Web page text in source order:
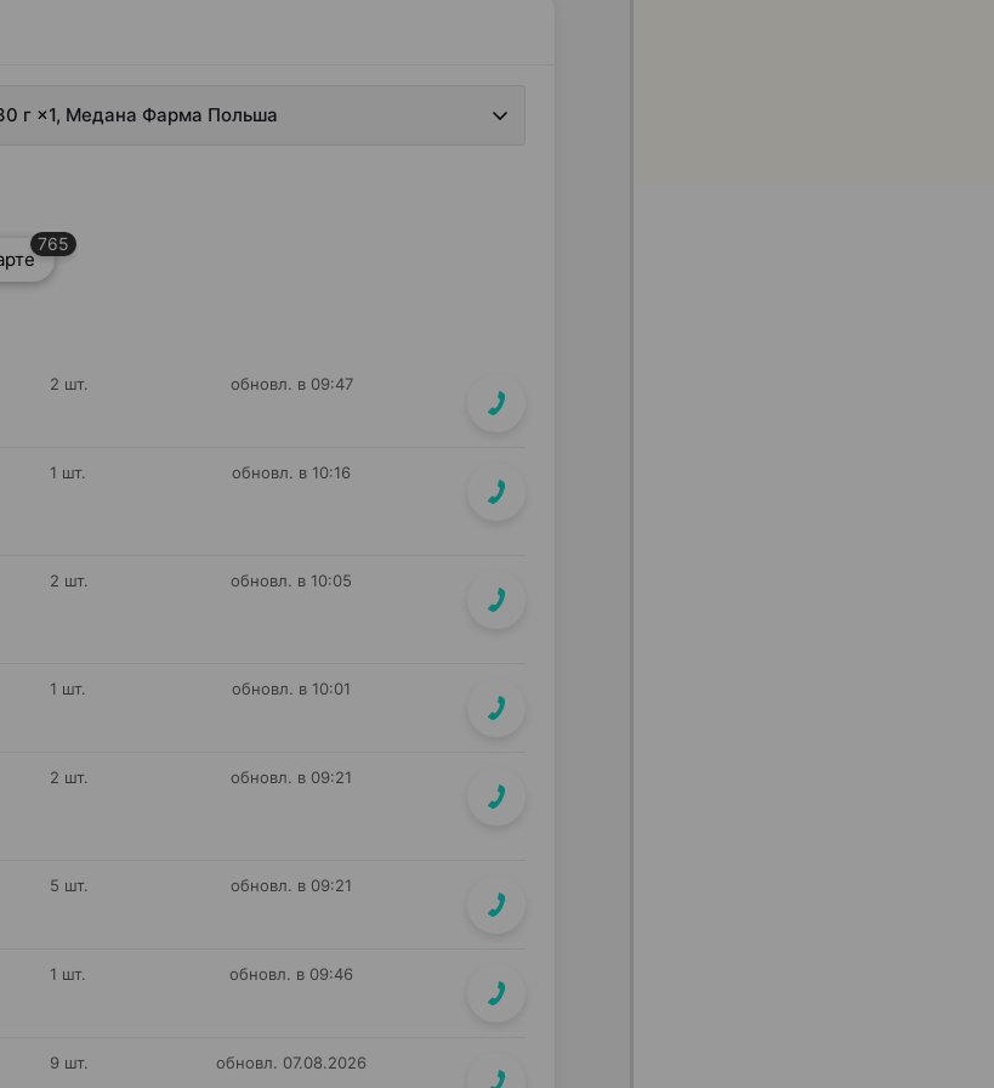
г ×1, Медана Фарма Польша
765
2 шт. обновл. в 09:47
1 шт. обновл. в 10:16
2 шт. обновл. в 10:05
1 шт. обновл. в 10:01
2 шт. обновл. в 09:21
5 шт. обновл. в 09:21
1 шт. обновл. в 09:46
9 шт. обновл. 07.08.2026